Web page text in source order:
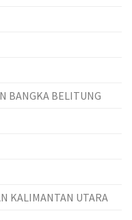
BANGKA BELITUNG
KALIMANTAN UTARA